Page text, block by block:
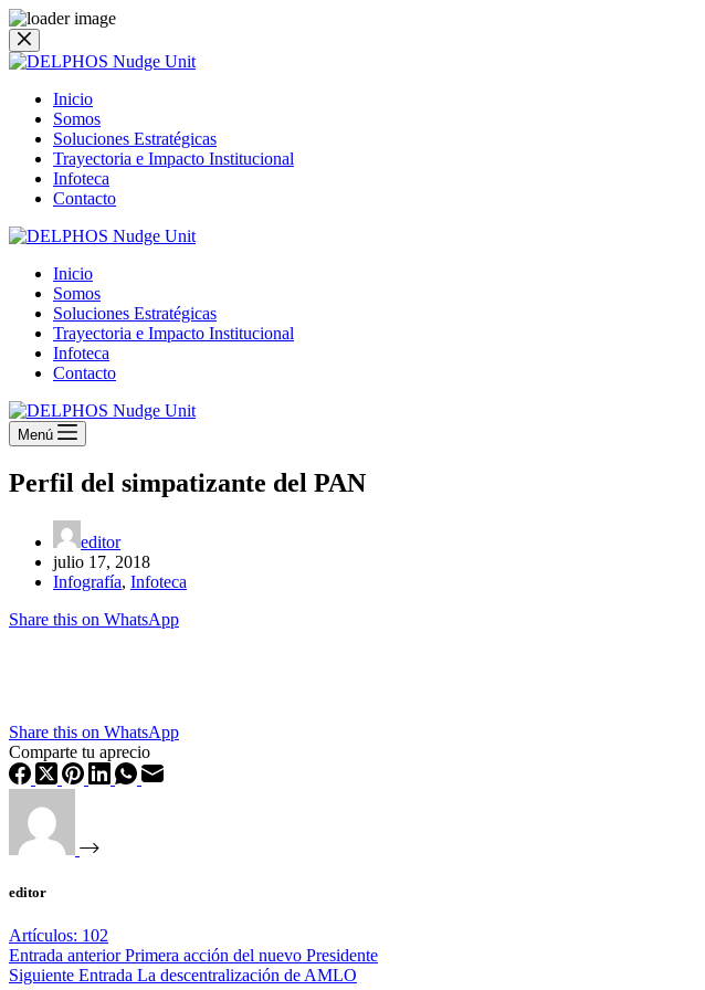
Saltar
al
Inicio
Somos
Soluciones Estratégicas
Trayectoria e Impacto Institucional
Infoteca
Contacto
Inicio
Somos
Soluciones Estratégicas
Trayectoria e Impacto Institucional
Infoteca
Contacto
Menú
Perfil del simpatizante del PAN
editor
julio 17, 2018
Infografía, Infoteca
Share this on WhatsApp
Share this on WhatsApp
Comparte tu aprecio
editor
Artículos: 102
Entrada anteriorPrimera acción del nuevo Presidente
Siguiente Entrada La descentralización de AMLO